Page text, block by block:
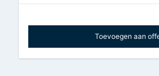
Toevoegen aan